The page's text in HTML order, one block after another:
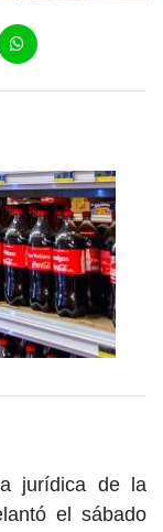
jurídica de la
el sábado